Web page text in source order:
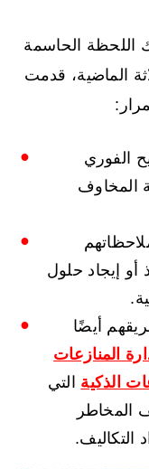
اللحظة الحاسمة
الماضية، قدمت
الفوري
المخاوف
أو إيجاد حلول
أيضًا
المنازعات
الذكية التي
المخاطر
التكاليف.